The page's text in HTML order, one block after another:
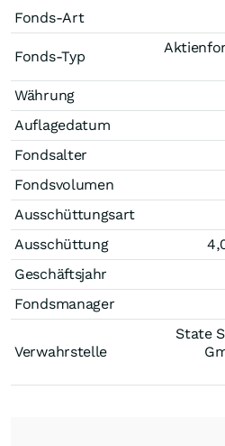
Fonds-Art
Fonds-Typ
Währung
Auflagedatum
Fondsalter
Fondsvolumen
Ausschüttungsart
Ausschüttung
Geschäftsjahr
Fondsmanager
Verwahrstelle
State